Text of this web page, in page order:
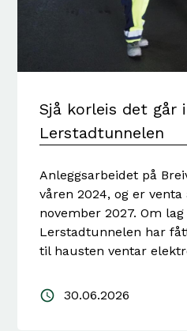
30.06.2026
Sjå korleis det går i
Lerstadtunnelen
Anleggsarbeidet på
våren 2024, og er
november 2027. Om lag
Lerstadtunnelen har
til hausten ventar